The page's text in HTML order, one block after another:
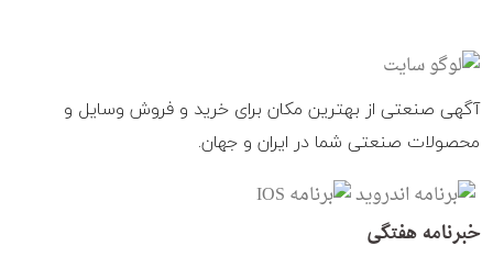
آگهی صنعتی از بهترین مکان برای خرید و فروش وسایل و
محصولات صنعتی شما در ایران و جهان.
خبرنامه هفتگی